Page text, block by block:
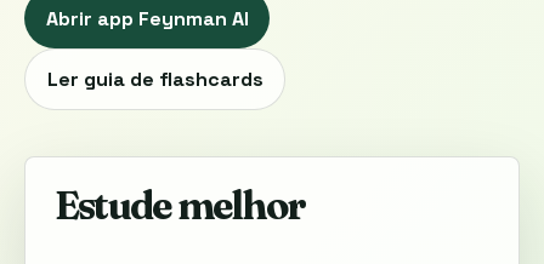
Abrir app Feynman AI
Ler guia de flashcards
Estude melhor